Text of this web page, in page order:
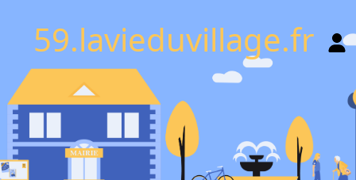
59.lavieduvillage.fr